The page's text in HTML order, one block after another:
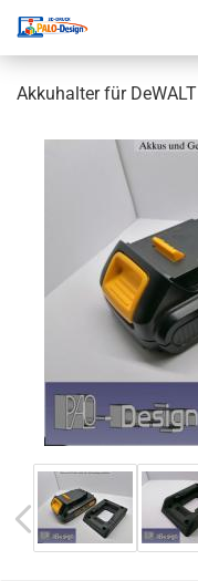
Akkuhalter für